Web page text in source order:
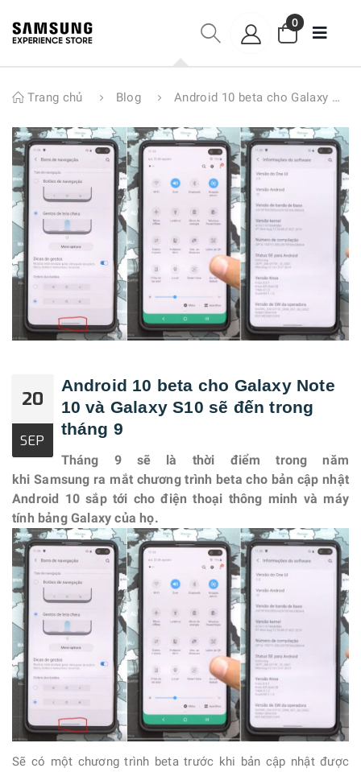
0
Trang chủ Blog Android 10 beta cho Galaxy Note 10 và Galaxy S10 sẽ đến trong tháng 9
20
SEP
Android 10 beta cho Galaxy Note
10 và Galaxy S10 sẽ đến trong
tháng 9
Tháng 9 sẽ là thời điểm trong năm
khiSamsung ra mắt chương trình beta cho bản cập nhật
Android 10 sắp tới cho điện thoại thông minh và máy
tính bảng Galaxy của họ.
Sẽ có một chương trình beta trước khi bản cập nhật được